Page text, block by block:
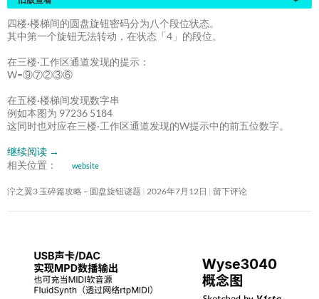
四楼·楼梯间的圆盘旋钮密码分为八个段位状态。
其中第一个旋钮无法转动，在状态「4」的段位。
在三楼·工作区通道发现的提示：
W=⑨⑦②③⑥
在五楼·楼梯间发现数字串
例如本图为 97236 5184
这同时也对应在三楼·工作区通道发现的W提示中的前五位数字。
继续阅读 →
相关位置：
website
泞之翼3 玉碎篇攻略 – 圆盘旋钮谜题 2026年7月12日 留下评论